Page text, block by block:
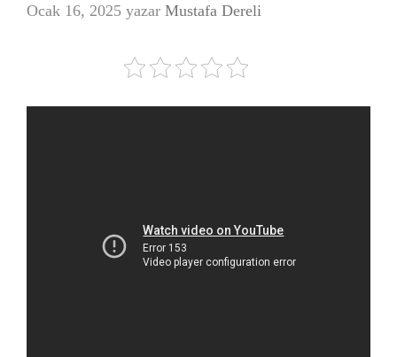
Ocak 16, 2025 yazar Mustafa Dereli